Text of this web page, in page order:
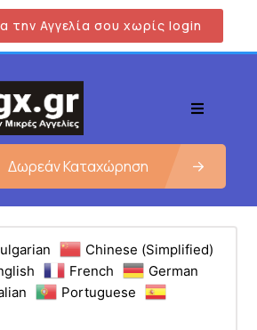
την Αγγελία σου χωρίς login
Δωρεάν Καταχώρηση
Chinese (Simplified)
French
German
Portuguese